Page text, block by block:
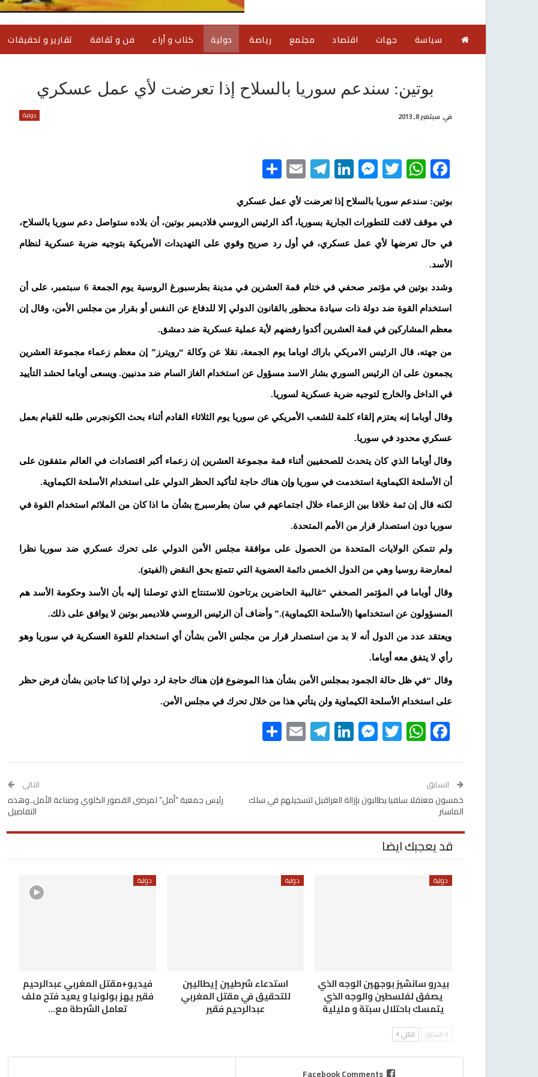
سياسة جهات اقتصاد مجتمع رياصة دولية كتاب و أراء فن و ثقافة تقارير و تحقيقات
بوتين: سندعم سوريا بالسلاح إذا تعرضت لأي عمل عسكري
دولية في سبتمبر 8, 2013
Facebook
WhatsApp
Twitter
Messenger
LinkedIn
Telegram
Email
بوتين: سندعم سوريا بالسلاح إذا تعرضت لأي عمل عسكري
في موقف لافت للتطورات الجارية بسوريا، أكد الرئيس الروسي فلاديمير بوتين، أن بلاده ستواصل دعم سوريا بالسلاح،
في حال تعرضها لأي عمل عسكري، في أول رد صريح وقوي على التهديدات الأمريكية بتوجيه ضربة عسكرية لنظام
الأسد.
وشدد بوتين في مؤتمر صحفي في ختام قمة العشرين في مدينة بطرسبورغ الروسية يوم الجمعة 6 سبتمبر، على أن
استخدام القوة ضد دولة ذات سيادة محظور بالقانون الدولي إلا للدفاع عن النفس أو بقرار من مجلس الأمن، وقال إن
معظم المشاركين في قمة العشرين أكدوا رفضهم لأية عملية عسكرية ضد دمشق.
من جهته، قال الرئيس الامريكي باراك اوباما يوم الجمعة، نقلا عن وكالة “رويترز” إن معظم زعماء مجموعة العشرين
يجمعون على ان الرئيس السوري بشار الاسد مسؤول عن استخدام الغاز السام ضد مدنيين. ويسعى أوباما لحشد التأييد
في الداخل والخارج لتوجيه ضربة عسكرية لسوريا.
وقال أوباما إنه يعتزم إلقاء كلمة للشعب الأمريكي عن سوريا يوم الثلاثاء القادم أثناء بحث الكونجرس طلبه للقيام بعمل
عسكري محدود في سوريا.
وقال أوباما الذي كان يتحدث للصحفيين أثناء قمة مجموعة العشرين إن زعماء أكبر اقتصادات في العالم متفقون على
أن الأسلحة الكيماوية استخدمت في سوريا وإن هناك حاجة لتأكيد الحظر الدولي على استخدام الأسلحة الكيماوية.
لكنه قال إن ثمة خلافا بين الزعماء خلال اجتماعهم في سان بطرسبرج بشأن ما اذا كان من الملائم استخدام القوة في
سوريا دون استصدار قرار من الأمم المتحدة.
ولم تتمكن الولايات المتحدة من الحصول على موافقة مجلس الأمن الدولي على تحرك عسكري ضد سوريا نظرا
لمعارضة روسيا وهي من الدول الخمس دائمة العضوية التي تتمتع بحق النقض (الفيتو).
وقال أوباما في المؤتمر الصحفي “غالبية الحاضرين يرتاحون للاستنتاج الذي توصلنا إليه بأن الأسد وحكومة الأسد هم
المسؤولون عن استخدامها (الأسلحة الكيماوية).” وأضاف أن الرئيس الروسي فلاديمير بوتين لا يوافق على ذلك.
ويعتقد عدد من الدول أنه لا بد من استصدار قرار من مجلس الأمن بشأن أي استخدام للقوة العسكرية في سوريا وهو
رأي لا يتفق معه أوباما.
وقال “في ظل حالة الجمود بمجلس الأمن بشأن هذا الموضوع فإن هناك حاجة لرد دولي إذا كنا جادين بشأن فرض حظر
على استخدام الأسلحة الكيماوية ولن يتأتي هذا من خلال تحرك في مجلس الأمن.
Facebook
WhatsApp
Twitter
Messenger
LinkedIn
Telegram
Email
السابق
خمسون معتقلا سلفيا يطالبون بإزالة العراقيل لتسجيلهم في سلك
الماستر
التالي
رئيس جمعية “أمل” لمرضى القصور الكلوي وصناعة الأمل..وهذه
التفاصيل
قد يعجبك ايضا
دولية
بيدرو سانشيز بوجهين الوجه الذي
يصفق لفلسطين والوجه الذي
يتمسك باحتلال سبتة و مليلية
دولية
استدعاء شرطيين إيطاليين
للتحقيق في مقتل المغربي
عبدالرحيم فقير
دولية
فيديو+مقتل المغربي عبدالرحيم
فقير يهز بولونيا و يعيد فتح ملف
تعامل الشرطة مع…
السابق التالي
Facebook Comments